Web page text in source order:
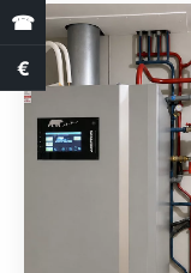
☎
€
Estimation des aides